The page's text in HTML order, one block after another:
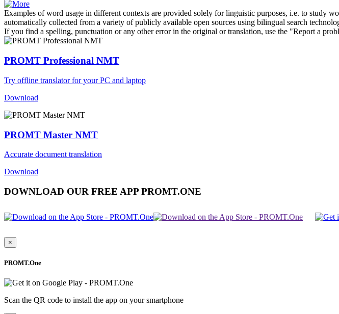
Examples of word usage in different contexts are provided solely for linguistic purposes, i.e. to study
automatically collected from a variety of publicly available open sources using bilingual search
If you find a spelling, punctuation or any other error in the original or translation, use the "Report a
PROMT Professional NMT
Try offline translator for your PC and laptop
Download
PROMT Master NMT
Accurate document translation
Download
DOWNLOAD OUR FREE APP PROMT.ONE
×
PROMT.One
Scan the QR code to install the app on your smartphone